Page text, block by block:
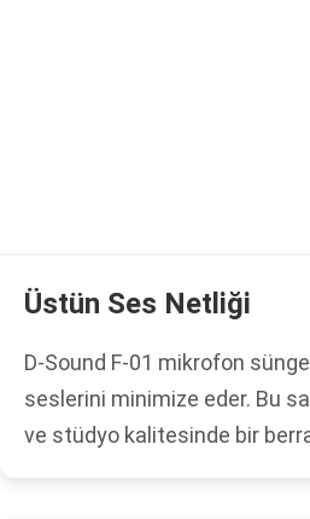
Üstün Ses Netliği
D-Sound F-01 mikrofon
seslerini minimize eder. Bu
ve stüdyo kalitesinde bir